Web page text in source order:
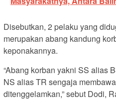
Disebutkan, 2 pelaku yang
merupakan abang kandung
keponakannya.
“Abang korban yakni SS alias
NS alias TR sengaja
ditenggelamkan,” sebut Dodi,